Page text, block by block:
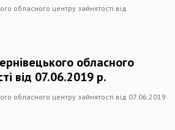
обласного центру зайнятості від
обласного
від 07.06.2019 р.
обласного центру зайнятості від 07.06.2019